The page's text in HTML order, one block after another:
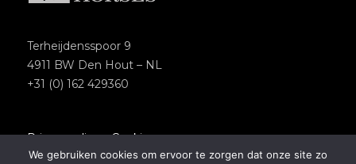
Terheijdensspoor 9
4911 BW Den Hout – NL
+31 (0) 162 429360
Privacypolicy–Cookies
Copyright 2018 – Van Olst Horses
We gebruiken cookies om ervoor te zorgen dat onze site zo